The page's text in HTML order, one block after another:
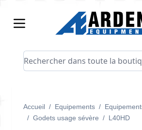
Rechercher dans toute la
Accueil / Equipements /
/ Godets usage sévère / L40HD